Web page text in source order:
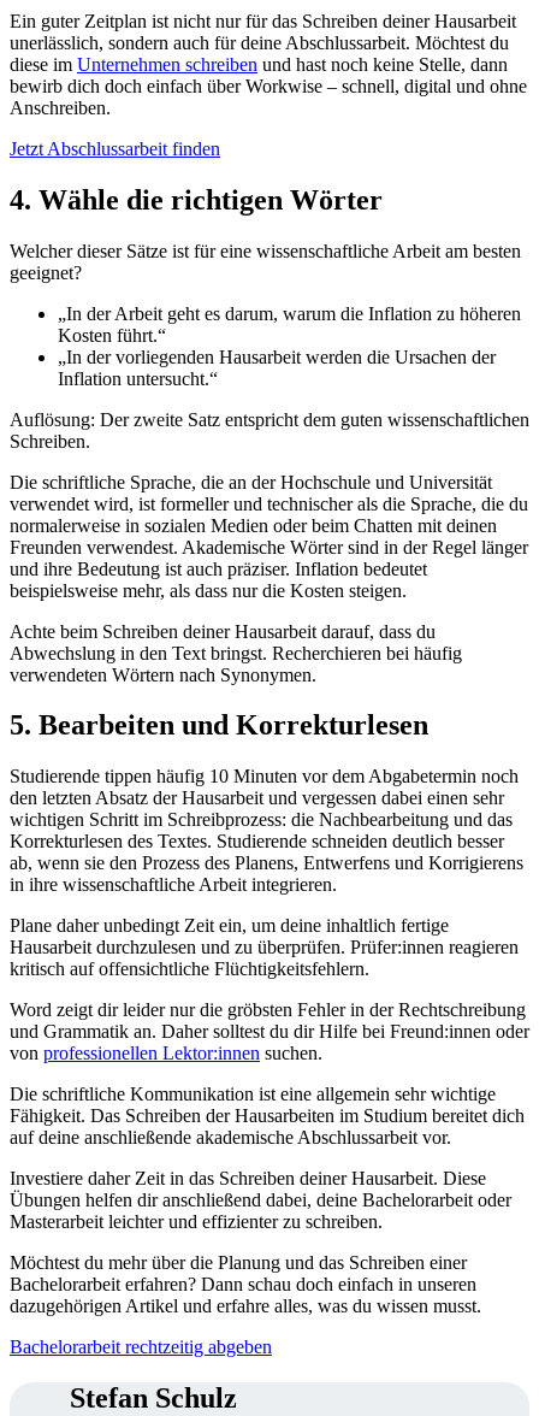
Ein guter Zeitplan ist nicht nur für das Schreiben deiner Hausarbeit
unerlässlich, sondern auch für deine Abschlussarbeit. Möchtest du
diese im Unternehmen schreiben und hast noch keine Stelle, dann
bewirb dich doch einfach über Workwise – schnell, digital und ohne
Anschreiben.
Jetzt Abschlussarbeit finden
4. Wähle die richtigen Wörter
Welcher dieser Sätze ist für eine wissenschaftliche Arbeit am besten
geeignet?
„In der Arbeit geht es darum, warum die Inflation zu höheren
Kosten führt.“
„In der vorliegenden Hausarbeit werden die Ursachen der
Inflation untersucht.“
Auflösung: Der zweite Satz entspricht dem guten wissenschaftlichen
Schreiben.
Die schriftliche Sprache, die an der Hochschule und Universität
verwendet wird, ist formeller und technischer als die Sprache, die du
normalerweise in sozialen Medien oder beim Chatten mit deinen
Freunden verwendest. Akademische Wörter sind in der Regel länger
und ihre Bedeutung ist auch präziser. Inflation bedeutet
beispielsweise mehr, als dass nur die Kosten steigen.
Achte beim Schreiben deiner Hausarbeit darauf, dass du
Abwechslung in den Text bringst. Recherchieren bei häufig
verwendeten Wörtern nach Synonymen.
5. Bearbeiten und Korrekturlesen
Studierende tippen häufig 10 Minuten vor dem Abgabetermin noch
den letzten Absatz der Hausarbeit und vergessen dabei einen sehr
wichtigen Schritt im Schreibprozess: die Nachbearbeitung und das
Korrekturlesen des Textes. Studierende schneiden deutlich besser
ab, wenn sie den Prozess des Planens, Entwerfens und Korrigierens
in ihre wissenschaftliche Arbeit integrieren.
Plane daher unbedingt Zeit ein, um deine inhaltlich fertige
Hausarbeit durchzulesen und zu überprüfen. Prüfer:innen reagieren
kritisch auf offensichtliche Flüchtigkeitsfehlern.
Word zeigt dir leider nur die gröbsten Fehler in der Rechtschreibung
und Grammatik an. Daher solltest du dir Hilfe bei Freund:innen oder
von professionellen Lektor:innen suchen.
Die schriftliche Kommunikation ist eine allgemein sehr wichtige
Fähigkeit. Das Schreiben der Hausarbeiten im Studium bereitet dich
auf deine anschließende akademische Abschlussarbeit vor.
Investiere daher Zeit in das Schreiben deiner Hausarbeit. Diese
Übungen helfen dir anschließend dabei, deine Bachelorarbeit oder
Masterarbeit leichter und effizienter zu schreiben.
Möchtest du mehr über die Planung und das Schreiben einer
Bachelorarbeit erfahren? Dann schau doch einfach in unseren
dazugehörigen Artikel und erfahre alles, was du wissen musst.
Bachelorarbeit rechtzeitig abgeben
Stefan Schulz